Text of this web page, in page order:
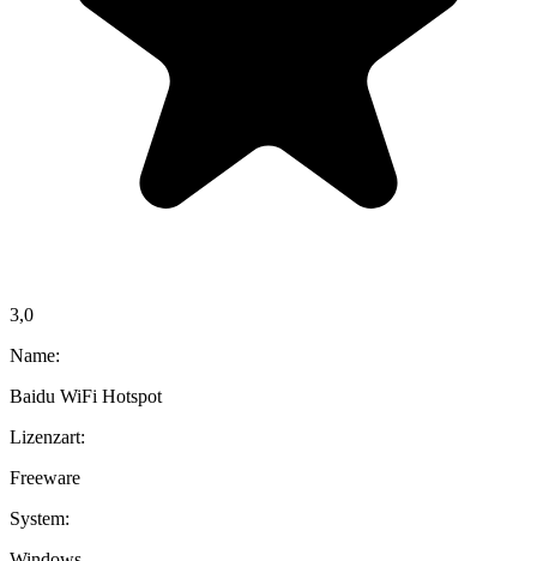
3,0
Name:
Baidu WiFi Hotspot
Lizenzart:
Freeware
System: